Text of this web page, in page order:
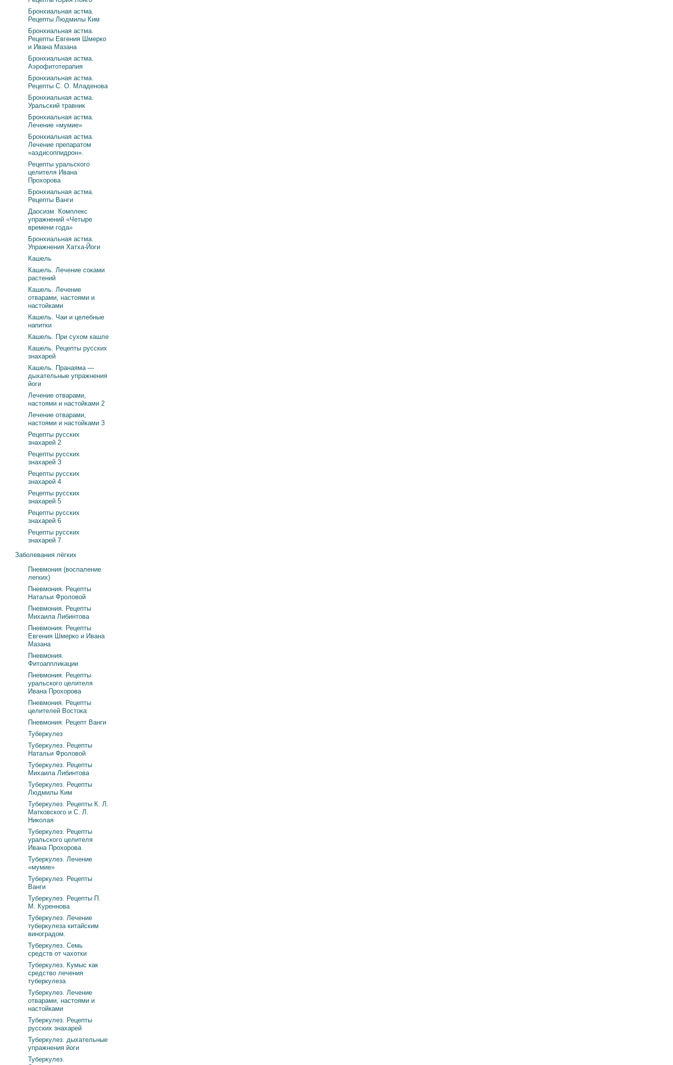
Бронхиальная астма.
Рецепты Людмилы Ким
Бронхиальная астма.
Рецепты Евгения Шмерко
и Ивана Мазана
Бронхиальная астма.
Аэрофитотерапия
Бронхиальная астма.
Рецепты С. О. Младенова
Бронхиальная астма.
Уральский травник
Бронхиальная астма.
Лечение «мумие»
Бронхиальная астма.
Лечение препаратом
«аэдисоппидрон».
Рецепты уральского
целителя Ивана
Прохорова
Бронхиальная астма.
Рецепты Ванги
Даосизм. Комплекс
упражнений «Четыре
времени года»
Бронхиальная астма.
Упражнения Хатха-Йоги
Кашель
Кашель. Лечение соками
растений
Кашель. Лечение
отварами, настоями и
настойками
Кашель. Чаи и целебные
напитки
Кашель. При сухом кашле
Кашель. Рецепты русских
знахарей
Кашель. Пранаяма —
дыхательные упражнения
йоги
Лечение отварами,
настоями и настойками 2
Лечение отварами,
настоями и настойками 3
Рецепты русских
знахарей 2
Рецепты русских
знахарей 3
Рецепты русских
знахарей 4
Рецепты русских
знахарей 5
Рецепты русских
знахарей 6
Рецепты русских
знахарей 7
Заболевания лёгких
Пневмония (воспаление
легких)
Пневмония. Рецепты
Натальи Фроловой
Пневмония. Рецепты
Михаила Либинтова
Пневмония. Рецепты
Евгения Шмерко и Ивана
Мазана
Пневмония.
Фитоаппликации
Пневмония. Рецепты
уральского целителя
Ивана Прохорова
Пневмония. Рецепты
целителей Востока
Пневмония. Рецепт Ванги
Туберкулез
Туберкулез. Рецепты
Натальи Фроловой
Туберкулез. Рецепты
Михаила Либинтова
Туберкулез. Рецепты
Людмилы Ким
Туберкулез. Рецепты К. Л.
Матковского и С. Л.
Николая
Туберкулез. Рецепты
уральского целителя
Ивана Прохорова
Туберкулез. Лечение
«мумие»
Туберкулез. Рецепты
Ванги
Туберкулез. Рецепты П.
М. Куреннова
Туберкулез. Лечение
туберкулеза китайским
виноградом.
Туберкулез. Семь
средств от чахотки
Туберкулез. Кумыс как
средство лечения
туберкулеза
Туберкулез. Лечение
отварами, настоями и
настойками
Туберкулез. Рецепты
русских знахарей
Туберкулез. дыхательные
упражнения йоги
Туберкулез.